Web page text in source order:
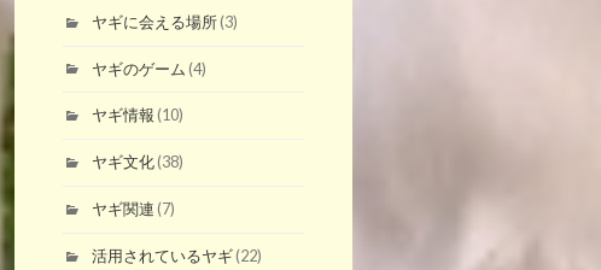
ヤギに会える場所(3)
ヤギのゲーム (4)
ヤギ情報 (10)
ヤギ文化(38)
ヤギ関連 (7)
活用されているヤギ(22)